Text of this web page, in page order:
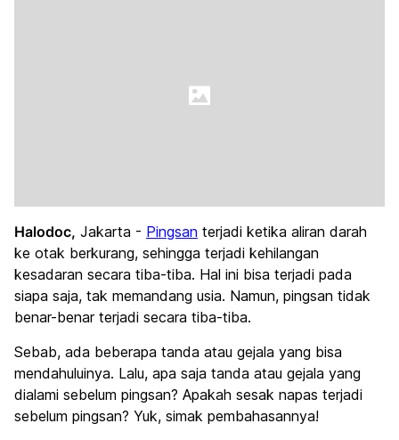
Halodoc, Jakarta - Pingsan terjadi ketika aliran darah
ke otak berkurang, sehingga terjadi kehilangan
kesadaran secara tiba-tiba. Hal ini bisa terjadi pada
siapa saja, tak memandang usia. Namun, pingsan tidak
benar-benar terjadi secara tiba-tiba.
Sebab, ada beberapa tanda atau gejala yang bisa
mendahuluinya. Lalu, apa saja tanda atau gejala yang
dialami sebelum pingsan? Apakah sesak napas terjadi
sebelum pingsan? Yuk, simak pembahasannya!